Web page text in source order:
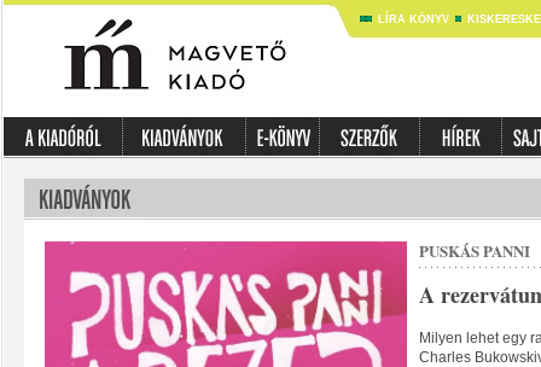
LÍRA KÖNYV
PUSKÁS PANNI
A
Milyen lehet egy
Charles